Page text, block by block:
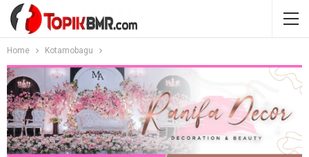
Home Kotamobagu